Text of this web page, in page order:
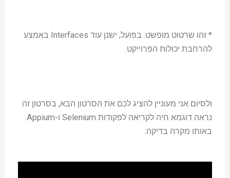
* זהו שרטוט מופשט. בפועל, ישנן עוד Interfaces באמצע
להרחבת יכולות הפרוייקט.
ולסיום אני מעוניין להציג לכם את הסרטון הבא, בסרטון זה
נראה דוגמא חיה לקריאה לפקודות Selenium ו-Appium
באותו מקרה בדיקה: